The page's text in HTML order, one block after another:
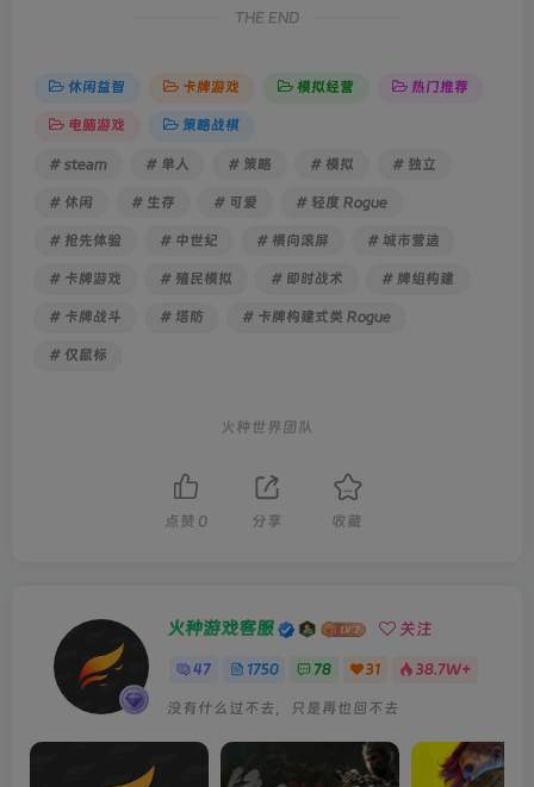
THE END
休闲益智 卡牌游戏 模拟经营 热门推荐
电脑游戏 策略战棋
# steam # 单人 # 策略 # 模拟 # 独立
# 休闲 # 生存 # 可爱 # 轻度 Rogue
# 抢先体验 # 中世纪 # 横向滚屏 # 城市营造
# 卡牌游戏 # 殖民模拟 # 即时战术 # 牌组构建
# 卡牌战斗 # 塔防 # 卡牌构建式类 Rogue
# 仅鼠标
火种世界团队
点赞 0 分享 收藏
火种游戏客服 关注
47 1750 78 31 38.7W+
没有什么过不去，只是再也回不去